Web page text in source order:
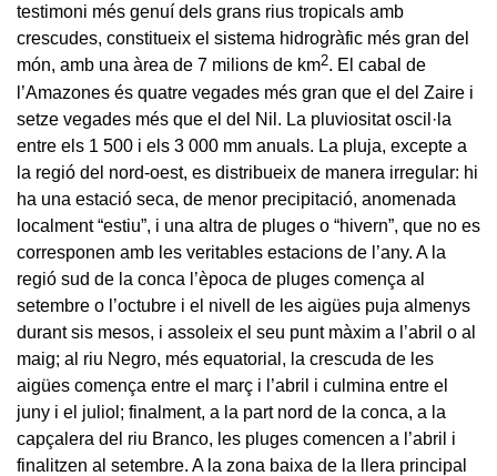
testimoni més genuí dels grans rius tropicals amb
crescudes, constitueix el sistema hidrogràfic més gran del
món, amb una àrea de 7 milions de km2. El cabal de
l’Amazones és quatre vegades més gran que el del Zaire i
setze vegades més que el del Nil. La pluviositat oscil·la
entre els 1 500 i els 3 000 mm anuals. La pluja, excepte a
la regió del nord-oest, es distribueix de manera irregular: hi
ha una estació seca, de menor precipitació, anomenada
localment “estiu”, i una altra de pluges o “hivern”, que no es
corresponen amb les veritables estacions de l’any. A la
regió sud de la conca l’època de pluges comença al
setembre o l’octubre i el nivell de les aigües puja almenys
durant sis mesos, i assoleix el seu punt màxim a l’abril o al
maig; al riu Negro, més equatorial, la crescuda de les
aigües comença entre el març i l’abril i culmina entre el
juny i el juliol; finalment, a la part nord de la conca, a la
capçalera del riu Branco, les pluges comencen a l’abril i
finalitzen al setembre. A la zona baixa de la llera principal